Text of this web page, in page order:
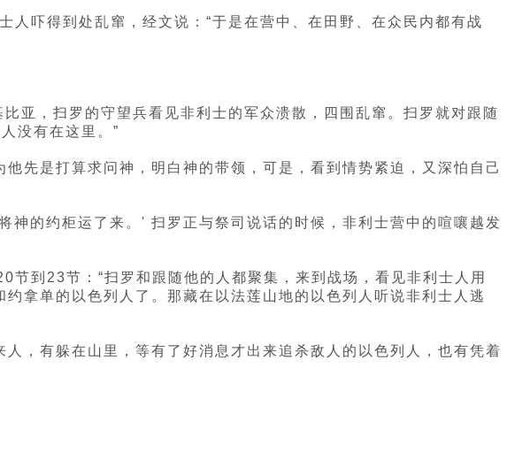
人吓得到处乱窜，经文说：“于是在营中、在田野、在众民内都有战
亚，扫罗的守望兵看见非利士的军众溃散，四围乱窜。扫罗就对跟随
没有在这里。”
先是打算求问神，明白神的带领，可是，看到情势紧迫，又深怕自己
神的约柜运了来。' 扫罗正与祭司说话的时候，非利士营中的喧嚷越发
到23节：“扫罗和跟随他的人都聚集，来到战场，看见非利士人用
拿单的以色列人了。那藏在以法莲山地的以色列人听说非利士人逃
，有躲在山里，等有了好消息才出来追杀敌人的以色列人，也有凭着